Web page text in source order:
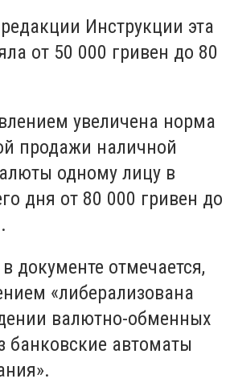
Инструкции эта
от 50 000 гривен до 80
увеличена норма
продажи наличной
одному лицу в
дня от 80 000 гривен до
документе отмечается,
«либерализована
валютно-обменных
банковские автоматы